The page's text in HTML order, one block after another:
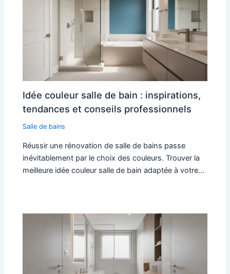
Idée couleur salle de bain : inspirations,
tendances et conseils professionnels
Salle de bains
Réussir une rénovation de salle de bains passe
inévitablement par le choix des couleurs. Trouver la
meilleure idée couleur salle de bain adaptée à votre…